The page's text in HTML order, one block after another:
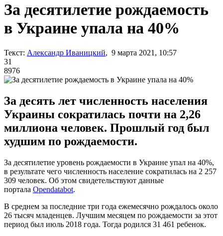
За десятилетие рождаемость
в Украине упала на 40%
Текст: Александр Иваницкий, 9 марта 2021, 10:57
31
8976
За десять лет численность населения
Украины сократилась почти на 2,26
миллиона человек. Прошлый год был
худшим по рождаемости.
За десятилетие уровень рождаемости в Украине упал на 40%,
в результате чего численность население сократилась на 2 257
309 человек. Об этом свидетельствуют данные
портала Opendatabot.
В среднем за последние три года ежемесячно рождалось около
26 тысяч младенцев. Лучшим месяцем по рождаемости за этот
период был июль 2018 года. Тогда родился 31 461 ребенок.